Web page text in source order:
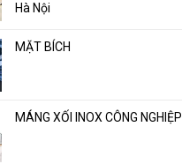
Hà Nội
MẶT BÍCH
MÁNG XỐI INOX CÔNG NGHIỆP